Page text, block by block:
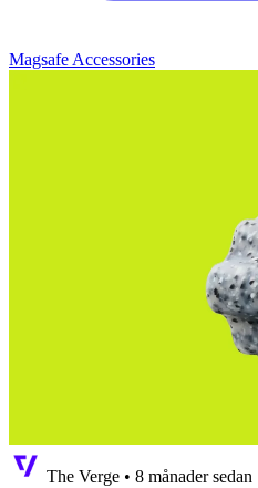
Magsafe Accessories
The Verge • 8 månader sedan